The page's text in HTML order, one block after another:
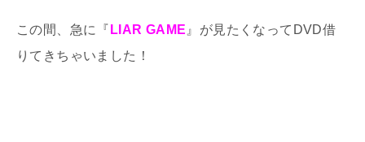
この間、急に『 LIAR GAME 』が見たくなってDVD借
りてきちゃいました！